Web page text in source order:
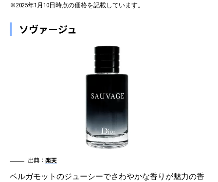
※2025年1月10日時点の価格を記載しています。
ソヴァージュ
出典： 楽天
ベルガモットのジューシーでさわやかな香りが魅力の香